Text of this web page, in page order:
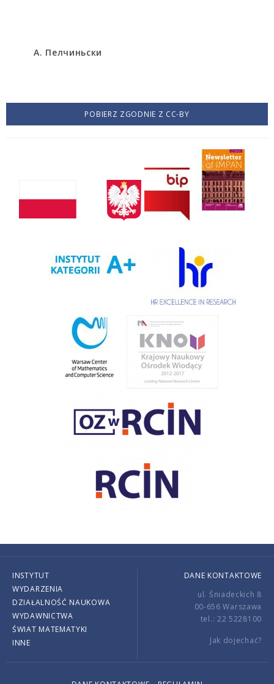
А. Пелчиньски
POBIERZ ZGODNIE Z CC-BY
INSTYTUT
WYDARZENIA
DZIAŁALNOŚĆ NAUKOWA
WYDAWNICTWA
ŚWIAT MATEMATYKI
INNE
DANE KONTAKTOWE
ul. Śniadeckich 8
00-656 Warszawa
tel.: 22 5228100
Jak dojechać?